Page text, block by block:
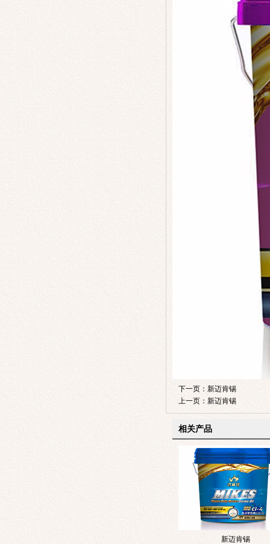
下一页： 新迈肯锡
上一页： 新迈肯锡
相关产品
新迈肯锡